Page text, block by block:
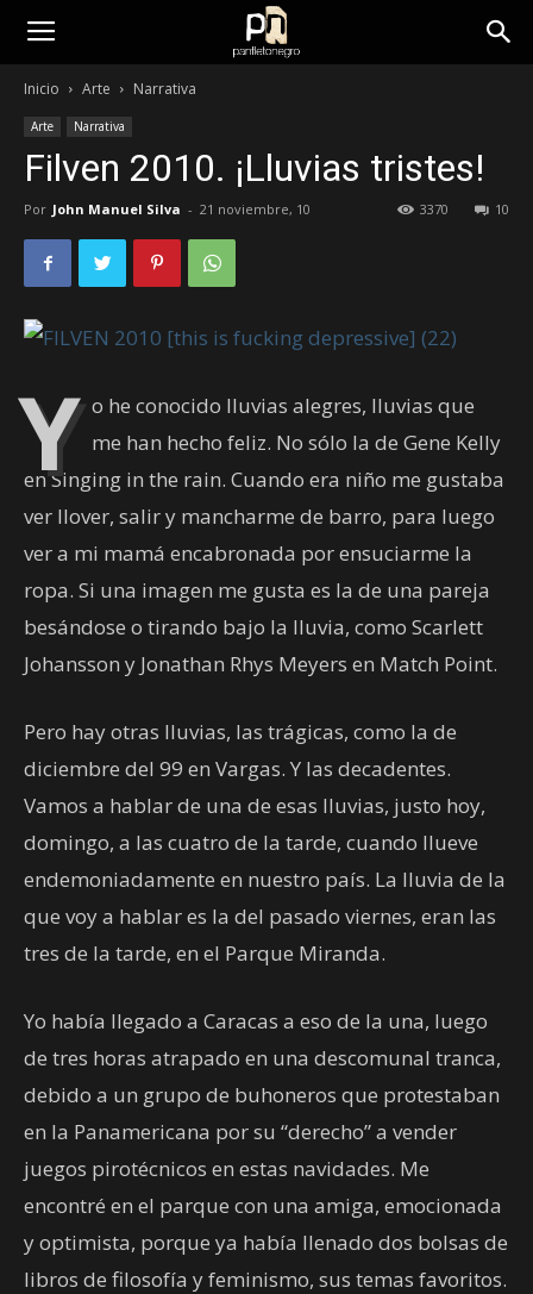
panfletonegro
Inicio Arte Narrativa
Arte Narrativa
Filven 2010. ¡Lluvias tristes!
Por John Manuel Silva - 21 noviembre, 10 10
3370
Y o he conocido lluvias alegres, lluvias que
me han hecho feliz. No sólo la de Gene Kelly
en Singing in the rain. Cuando era niño me gustaba
ver llover, salir y mancharme de barro, para luego
ver a mi mamá encabronada por ensuciarme la
ropa. Si una imagen me gusta es la de una pareja
besándose o tirando bajo la lluvia, como Scarlett
Johansson y Jonathan Rhys Meyers en Match Point.
Pero hay otras lluvias, las trágicas, como la de
diciembre del 99 en Vargas. Y las decadentes.
Vamos a hablar de una de esas lluvias, justo hoy,
domingo, a las cuatro de la tarde, cuando llueve
endemoniadamente en nuestro país. La lluvia de la
que voy a hablar es la del pasado viernes, eran las
tres de la tarde, en el Parque Miranda.
Yo había llegado a Caracas a eso de la una, luego
de tres horas atrapado en una descomunal tranca,
debido a un grupo de buhoneros que protestaban
en la Panamericana por su “derecho” a vender
juegos pirotécnicos en estas navidades. Me
encontré en el parque con una amiga, emocionada
y optimista, porque ya había llenado dos bolsas de
libros de filosofía y feminismo, sus temas favoritos.